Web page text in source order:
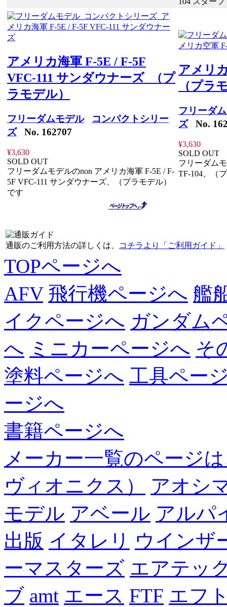
アメリカ海軍 F-5E / F-5F
VFC-111 サンダウナーズ （プ
ラモデル）
フリーダムモデル
コンパクトシリー
ズNo. 162707
¥3,630
SOLD OUT
フリーダムモデルのnon アメリカ海軍 F-5E / F-
5F VFC-111 サンダウナーズ、（プラモデル）
です
アメリ
（プラ
フリーダ
ズNo.
¥3,630
SOLD OUT
フリーダム
TF-104、（
通販のご利用方法の詳しくは、 コチラより「ご利用ガイド」
TOPページへ
AFV 飛行機ページへ 艦
イクページへ ガンダム
へ ミニカーページへ そ
塗料ページへ 工具ペー
ージへ
書籍ページへ
メーカー一覧のページ
ヴィオニクス）
アオシ
モデル アベール アルパ
出版 イタレリ ウインザ
ーマスターズ エアテッ
ブ amt エース FTF エフ